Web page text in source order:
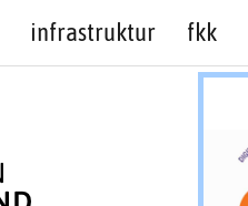
infrastruktur fkk